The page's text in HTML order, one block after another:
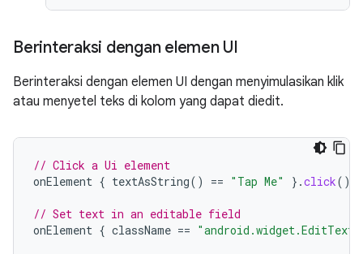
Berinteraksi dengan elemen UI
Berinteraksi dengan elemen UI dengan menyimulasikan klik
atau menyetel teks di kolom yang dapat diedit.
// Click a Ui element
onElement { textAsString() == "Tap Me" }.click()
// Set text in an editable field
onElement { className == "android.widget.EditText"